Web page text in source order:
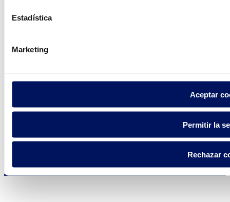
Estadística
Marketing
Aceptar
Permitir la
Rechazar
Contacto
Encuentre Fluidra